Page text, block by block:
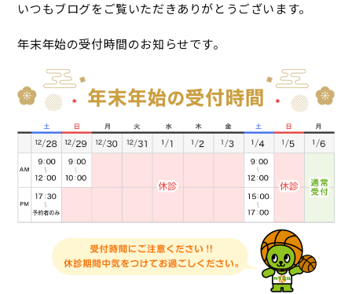
いつもブログをご覧いただきありがとうございます。
年末年始の受付時間のお知らせです。